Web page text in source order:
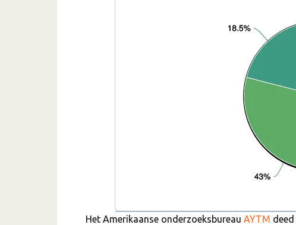
Het Amerikaanse onderzoeksbureau AYTM